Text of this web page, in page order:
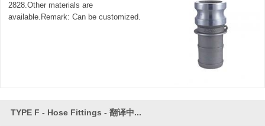
2828.Other materials are
available.Remark: Can be customized.
TYPE F - Hose Fittings - 翻译中...